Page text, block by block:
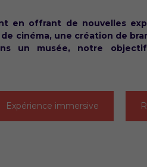
en offrant de nouvelles
cinéma, une création de
un musée, notre
Expérience immersive